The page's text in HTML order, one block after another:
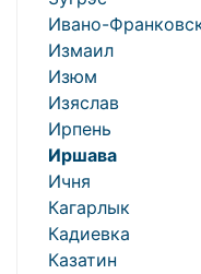
Ивано-
Измаил
Изюм
Изяслав
Ирпень
Иршава
Ичня
Кагарлык
Кадиевка
Казатин